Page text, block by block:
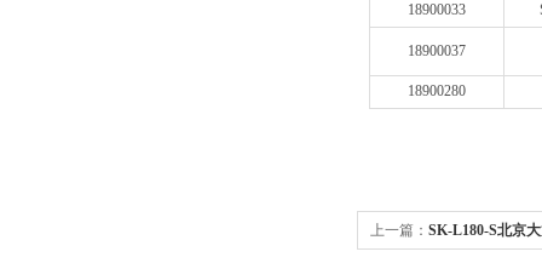
18900033
18900037
18900280
上一篇： SK-L180-S北京